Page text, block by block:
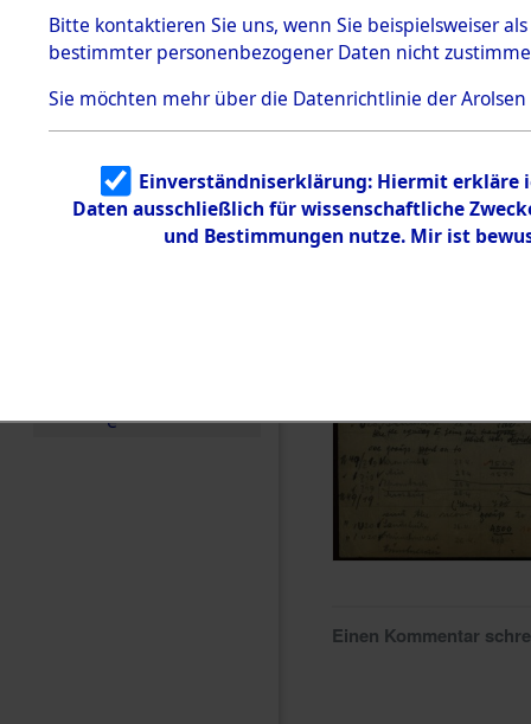
5.3.1 Alliierte
Erhebungen
zu
Todesmärsch
en
5.3.2
Identifizierun
g
5.3.3
Todesmärsch
e
Einen Kommentar
Bitte kontaktieren Sie uns, wenn Sie beispielsweiser
bestimmter personenbezogener Daten nicht
Sie möchten mehr über die Datenrichtlinie der Arolsen
Einverständniserklärung: Hiermit erkläre
Daten ausschließlich für wissenschaftliche
und Bestimmungen nutze. Mir ist